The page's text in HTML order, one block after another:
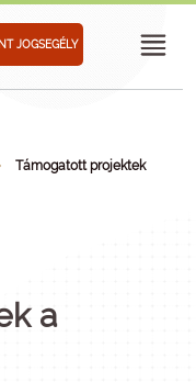
JOGSEGÉLY
Támogatott projektek
a